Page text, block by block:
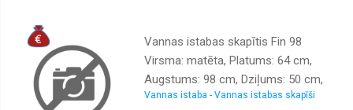
Vannas istabas skapītis Fin 98
Virsma: matēta, Platums: 64 cm,
Augstums: 98 cm, Dziļums: 50 cm,
Materiāls: LKSP + finieris, Ar spoguli:
Vannas istaba - Vannas istabas skapīši